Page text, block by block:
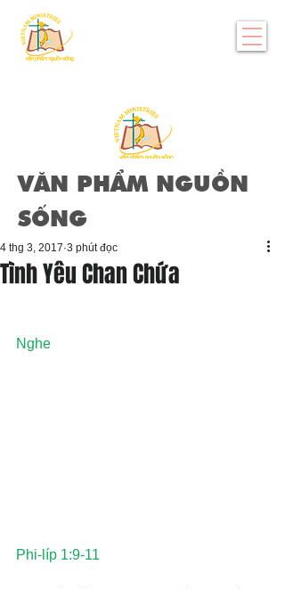
VĂN PHẨM NGUỒN
SỐNG
Tình Yêu Chan Chứa
4 thg 3, 2017 3 phút đọc
Nghe
Phi-líp 1:9-11